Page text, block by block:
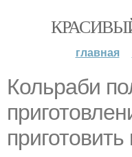
главная
Кольраби